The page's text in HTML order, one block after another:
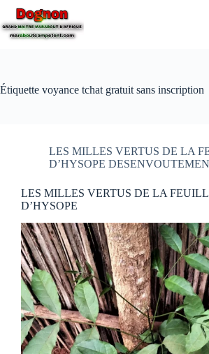
Étiquette voyance tchat gratuit sans inscription
LES MILLES VERTUS DE LA
D’HYSOPE
LES MILLES VERTUS DE LA
D’HYSOPE